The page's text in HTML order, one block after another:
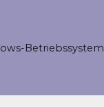
Betriebssystem